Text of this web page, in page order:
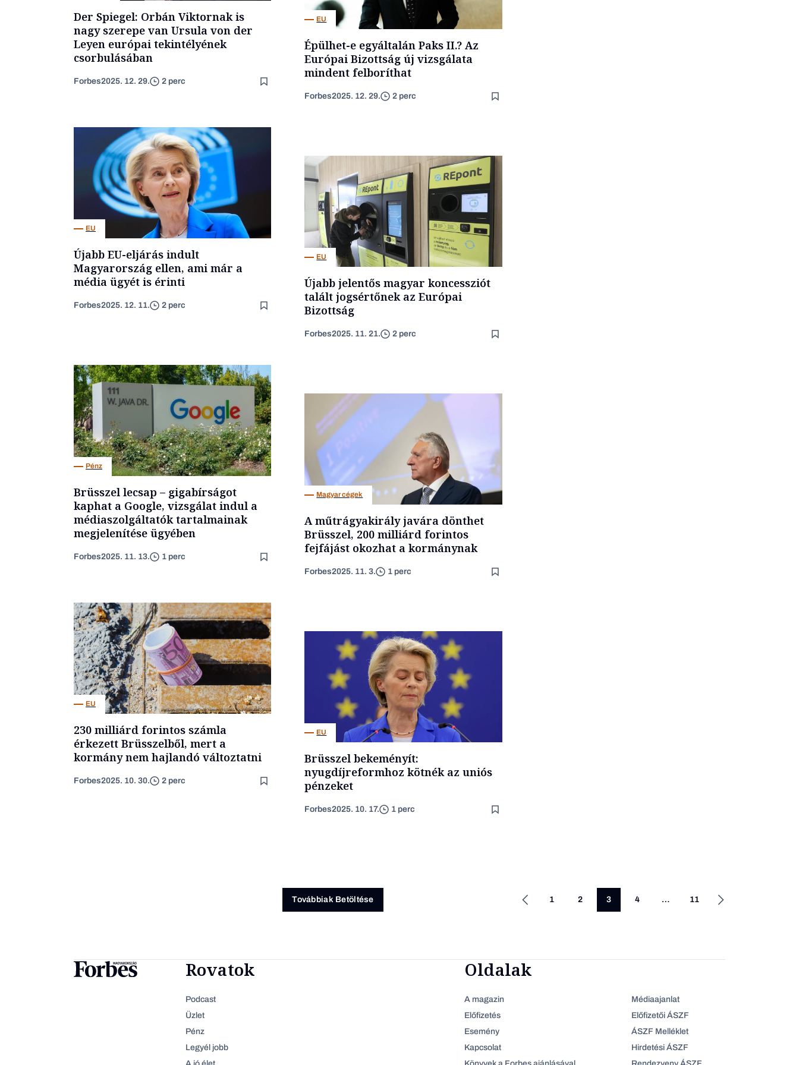
Der Spiegel: Orbán Viktornak is
nagy szerepe van Ursula von der
Leyen európai tekintélyének
csorbulásában
Forbes2025. 12. 29. 2 perc
EU
Épülhet-e egyáltalán Paks II.? Az
Európai Bizottság új vizsgálata
mindent felboríthat
Forbes2025. 12. 29. 2 perc
EU
Újabb EU-eljárás indult
Magyarország ellen, ami már a
média ügyét is érinti
Forbes2025. 12. 11. 2 perc
EU
Újabb jelentős magyar koncessziót
talált jogsértőnek az Európai
Bizottság
Forbes2025. 11. 21. 2 perc
Pénz
Brüsszel lecsap – gigabírságot
kaphat a Google, vizsgálat indul a
médiaszolgáltatók tartalmainak
megjelenítése ügyében
Forbes2025. 11. 13. 1 perc
Magyar cégek
A műtrágyakirály javára dönthet
Brüsszel, 200 milliárd forintos
fejfájást okozhat a kormánynak
Forbes2025. 11. 3. 1 perc
EU
230 milliárd forintos számla
érkezett Brüsszelből, mert a
kormány nem hajlandó változtatni
Forbes2025. 10. 30. 2 perc
EU
Brüsszel bekeményít:
nyugdíjreformhoz kötnék az uniós
pénzeket
Forbes2025. 10. 17. 1 perc
Továbbiak Betöltése 1 2 3 4 … 11
Rovatok
Podcast
Üzlet
Pénz
Legyél jobb
Oldalak
A magazin
Előfizetés
Esemény
Kapcsolat
Médiaajanlat
Előfizetői ÁSZF
ÁSZF Melléklet
Hirdetési ÁSZF